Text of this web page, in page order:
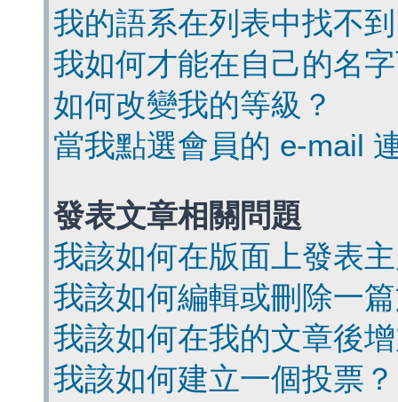
我的語系在列表中找不
我如何才能在自己的名
如何改變我的等級？
當我點選會員的 e-mail
發表文章相關問題
我該如何在版面上發表
我該如何編輯或刪除一
我該如何在我的文章後
我該如何建立一個投票？